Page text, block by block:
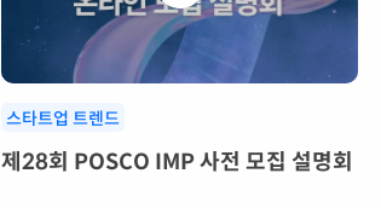
스타트업 트렌드
제28회 POSCO IMP 사전 모집 설명회